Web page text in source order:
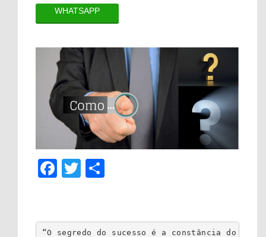
WHATSAPP
Facebook
Twitter
“O segredo do sucesso é a constância do